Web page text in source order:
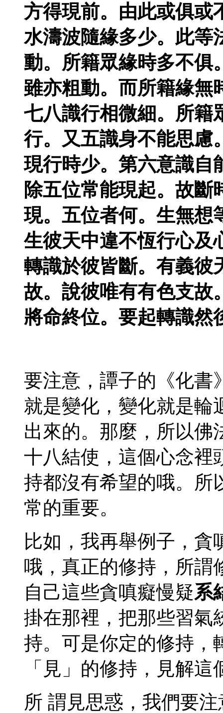
方得現前。由此或俱或
水濤波隨緣多少。此等
動。所籍眾緣時多不俱
雖亦粗動。而所籍緣無
七八識行相微細。所籍
行。又五識身不能思慮
現行時少。第六意識自
除五位常能現起。故
現。五位者何。生無想
生彼天中違不恆行心及
轉識於彼皆斷。有義彼
故。說彼唯有有色支故
將命終位。要起轉識然
要注意，譚子的《化書
就是變化，變化就是輪
出來的。那麼，所以佛
十八結使，這個心念裡
持都沒有希望的哦。所
常的重要。
比如，我再舉例子，
哦，真正的修持，所謂
自己這些貪嗔癡慢疑系
掛在那裡，把那些習氣
持。可是你定的修持，
「見」的修持，見解這
所 謂見思惑，我們要